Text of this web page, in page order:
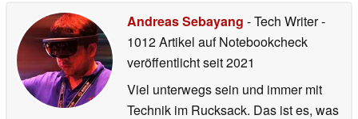
Andreas Sebayang - Tech Writer-
1012 Artikel auf Notebookcheck
veröffentlichtseit 2021
Viel unterwegs sein und immer mit
Technik im Rucksack. Das ist es, was